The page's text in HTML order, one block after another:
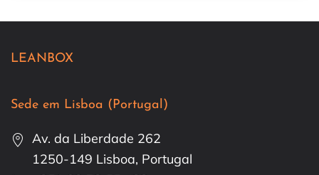
LEANBOX
Sede em Lisboa (Portugal)
Av. da Liberdade 262
1250-149 Lisboa, Portugal